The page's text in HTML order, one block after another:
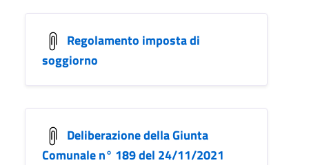
Regolamento imposta di
soggiorno
Deliberazione della Giunta
Comunale n° 189 del 24/11/2021